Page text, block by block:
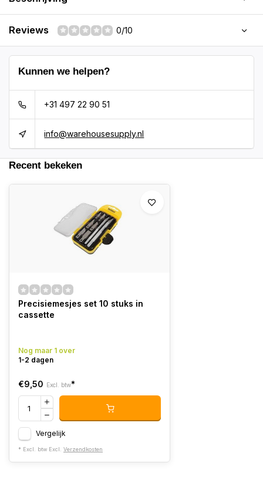
Reviews 0/10
Kunnen we helpen?
+31 497 22 90 51
info@warehousesupply.nl
Recent bekeken
Precisiemesjes set 10 stuks in
cassette
Nog maar 1 over
1-2 dagen
€9,50 Excl. btw*
Vergelijk
* Excl. btw Excl. Verzendkosten